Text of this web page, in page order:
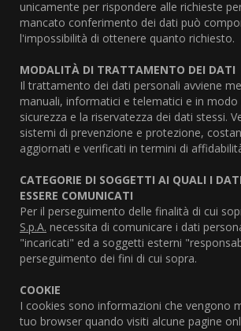
unicamente per rispondere alle richieste
mancato conferimento dei dati può
l'impossibilità di ottenere quanto richiesto.
MODALITÀ DI TRATTAMENTO DEI DATI
Il trattamento dei dati personali avviene
manuali, informatici e telematici e in modo
sicurezza e la riservatezza dei dati stessi.
sistemi di prevenzione e protezione,
aggiornati e verificati in termini di
CATEGORIE DI SOGGETTI AI QUALI I
ESSERE COMUNICATI
Per il perseguimento delle finalità di cui
S.p.A. necessita di comunicare i dati
"incaricati" ed a soggetti esterni
perseguimento dei fini di cui sopra.
COOKIE
I cookies sono informazioni che vengono
tuo browser quando visiti alcune pagine